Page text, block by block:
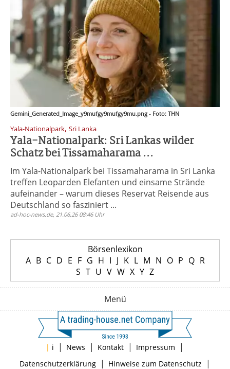
Gemini_Generated_Image_y9mufgy9mufgy9mu.png - Foto: THN
Yala-Nationalpark, Sri Lanka
Yala-Nationalpark: Sri Lankas wilder
Schatz bei Tissamaharama ...
Im Yala-Nationalpark bei Tissamaharama in Sri Lanka
treffen Leoparden Elefanten und einsame Strände
aufeinander – warum dieses Reservat Reisende aus
Deutschland so fasziniert ...
ad-hoc-news.de, 21.06.26 08:46 Uhr
Börsenlexikon
A B C D E F G H I J K L M N O P Q R
S T U V W X Y Z
Menü
| i | News | Kontakt | Impressum |
Datenschutzerklärung| Hinweise zum Datenschutz |